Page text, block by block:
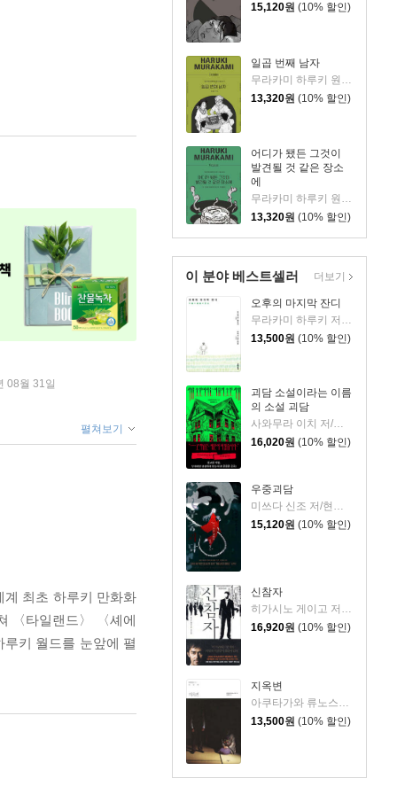
15,120원 (10% 할인)
일곱 번째 남자
13,320원 (10% 할인)
어디가 됐든 그것이
발견될 것 같은 장소
에
무라카미 하루키 원저/PMGL 그림/Jc드브니 각색/양윤옥 역
13,320원 (10% 할인)
이 분야 베스트셀러
오후의 마지막 잔디
무라카미 하루키 저/안자이 미즈마루 그림/양윤옥 역
13,500원 (10% 할인)
괴담 소설이라는 이름
의 소설 괴담
사와무라 이치 저/강영혜 역
16,020원 (10% 할인)
우중괴담
미쓰다 신조 저/현정수 역
15,120원 (10% 할인)
신참자
히가시노 게이고 저/김난주 역
16,920원 (10% 할인)
지옥변
아쿠타가와 류노스케 저/양윤옥 역
13,500원 (10% 할인)
더보기
08월 31일
펼쳐보기
최초 하루키 만화화
〈타일랜드〉 〈셰에
키 월드를 눈앞에 펼